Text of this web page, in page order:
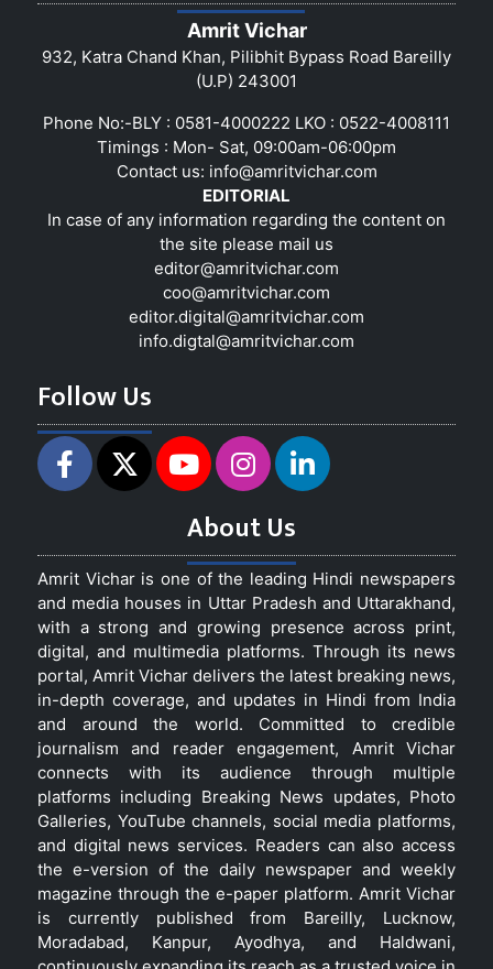
Amrit Vichar
932, Katra Chand Khan, Pilibhit Bypass Road Bareilly
(U.P) 243001
Phone No:-BLY : 0581-4000222 LKO : 0522-4008111
Timings : Mon- Sat, 09:00am-06:00pm
Contact us: info@amritvichar.com
EDITORIAL
In case of any information regarding the content on
the site please mail us
editor@amritvichar.com
coo@amritvichar.com
editor.digital@amritvichar.com
info.digtal@amritvichar.com
Follow Us
About Us
Amrit Vichar is one of the leading Hindi newspapers
and media houses in Uttar Pradesh and Uttarakhand,
with a strong and growing presence across print,
digital, and multimedia platforms. Through its news
portal, Amrit Vichar delivers the latest breaking news,
in-depth coverage, and updates in Hindi from India
and around the world. Committed to credible
journalism and reader engagement, Amrit Vichar
connects with its audience through multiple
platforms including Breaking News updates, Photo
Galleries, YouTube channels, social media platforms,
and digital news services. Readers can also access
the e-version of the daily newspaper and weekly
magazine through the e-paper platform. Amrit Vichar
is currently published from Bareilly, Lucknow,
Moradabad, Kanpur, Ayodhya, and Haldwani,